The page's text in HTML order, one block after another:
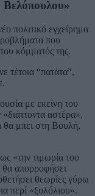
πολιτικό εγχείρημα
που
κόμματός της.
τέτοια “πατάτα”,
με εκείνη του
αστέρα»,
θα μπει στη Βουλή,
«την τιμωρία του
θα απορροφήσει
θεωρίες γύρω
περί «ξυλόλιου».